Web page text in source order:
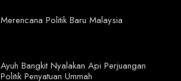
Merencana Politik Baru Malaysia
Ayuh Bangkit Nyalakan Api Perjuangan
Politik Penyatuan Ummah